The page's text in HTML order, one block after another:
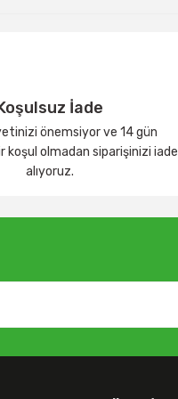
İade
önemsiyor ve 14 gün
koşul olmadan siparişinizi iade
alıyoruz.